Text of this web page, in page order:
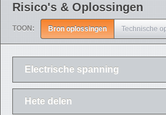
Risico's & Oplossingen
TOON: Bron oplossingen Technische
Electrische spanning
Hete delen